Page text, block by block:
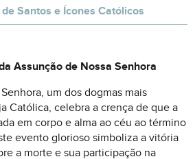
Santos e Ícones Católicos
Assunção de Nossa Senhora
um dos dogmas mais
Católica, celebra a crença de que a
em corpo e alma ao céu ao término
evento glorioso simboliza a vitória
a morte e sua participação na